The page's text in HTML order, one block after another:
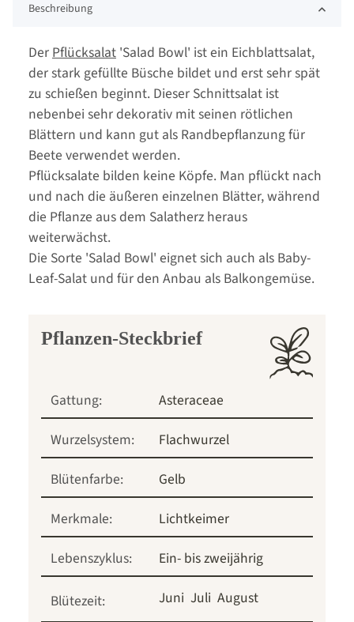
Beschreibung
DerPflücksalat 'Salad Bowl' ist ein Eichblattsalat,
der stark gefüllte Büsche bildet und erst sehr spät
zu schießen beginnt. Dieser Schnittsalat ist
nebenbei sehr dekorativ mit seinen rötlichen
Blättern und kann gut als Randbepflanzung für
Beete verwendet werden.
Pflücksalate bilden keine Köpfe. Man pflückt nach
und nach die äußeren einzelnen Blätter, während
die Pflanze aus dem Salatherz heraus
weiterwächst.
Die Sorte 'Salad Bowl' eignet sich auch als Baby-
Leaf-Salat und für den Anbau als Balkongemüse.
Pflanzen-Steckbrief
Gattung:
Asteraceae
Wurzelsystem:
Flachwurzel
Blütenfarbe:
Gelb
Merkmale:
Lichtkeimer
Lebenszyklus:
Ein- bis zweijährig
Blütezeit: Juni Juli August